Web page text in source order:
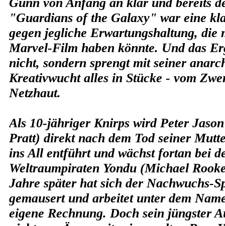
"Guardians of the Galaxy" war eine
gegen jegliche Erwartungshaltung, die
Marvel-Film haben könnte. Und das
nicht, sondern sprengt mit seiner
Kreativwucht alles in Stücke - vom
Netzhaut.
Als 10-jähriger Knirps wird Peter
Pratt) direkt nach dem Tod seiner
ins All entführt und wächst fortan bei
Weltraumpiraten Yondu (Michael
Jahre später hat sich der Nachwuchs-
gemausert und arbeitet unter dem
eigene Rechnung. Doch sein jüngster